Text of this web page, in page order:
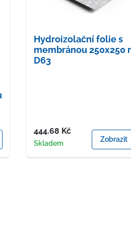
Hydroizolační folie s
membránou 250x250
D63
Cena
444.68 Kč
Dostupnost
Skladem Zobrazit